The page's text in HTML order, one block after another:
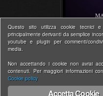
www.devianceproject.com
Questo sito utilizza cookie tecnici
principalmente derivanti da semplice
youtube e plugin per commenti/
media.
Non accettando i cookie non avrai
contenuti. Per maggiori informazioni
Cookie policy
Accetta Cookie